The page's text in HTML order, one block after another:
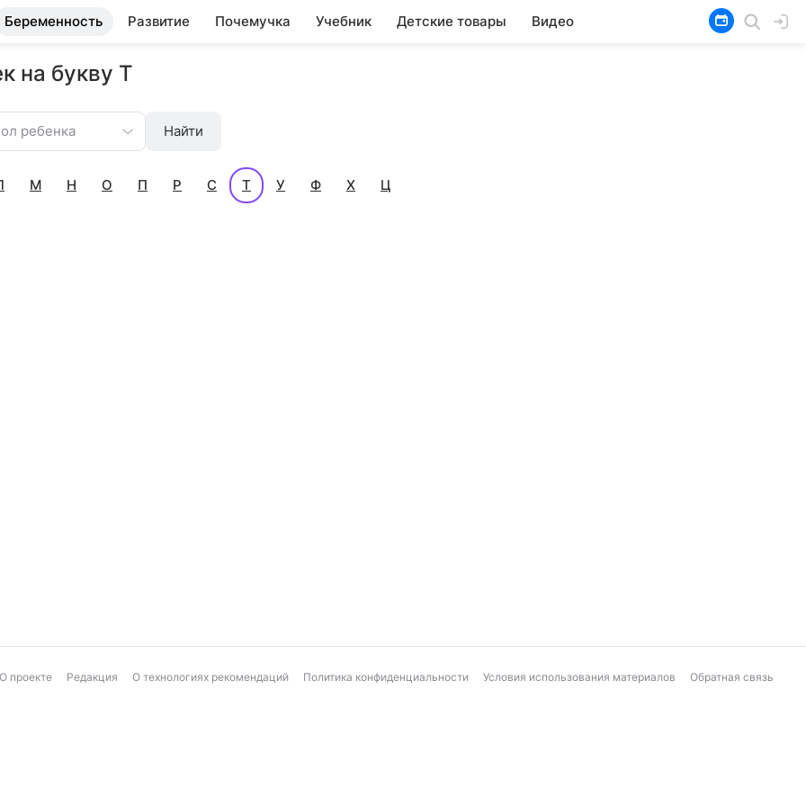
Беременность Развитие Почемучка Учебник Детские товары Видео
на букву Т
ребенка Найти
М Н О П Р С Т У Ф Х Ц
О проекте Редакция О технологиях рекомендаций Политика конфиденциальности Условия использования материалов Обратная связь